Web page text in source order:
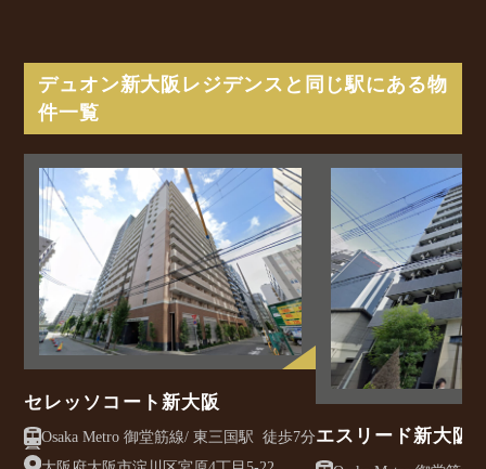
デュオン新大阪レジデンスと同じ駅にある物
件一覧
セレッソコート新大阪
Osaka Metro 御堂筋線/ 東三国駅 徒歩7分エスリード新大阪